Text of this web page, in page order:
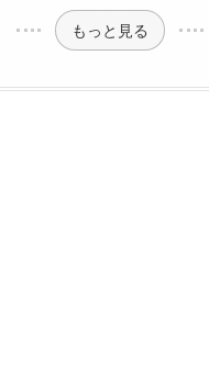
もっと見る